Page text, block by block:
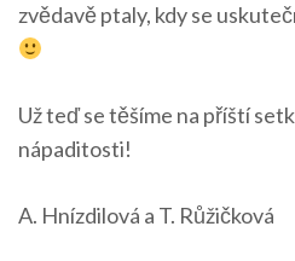
zvědavě ptaly, kdy se
Už teď se těšíme na příští
nápaditosti!
A. Hnízdilová a T. Růžičková